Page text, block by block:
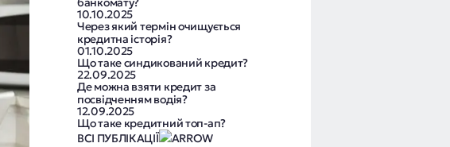
10.10.2025
Через який термін очищується
кредитна історія?
01.10.2025
Що таке синдикований кредит?
22.09.2025
Де можна взяти кредит за
посвідченням водія?
12.09.2025
Що таке кредитний топ-ап?
ВСІ ПУБЛІКАЦІЇ